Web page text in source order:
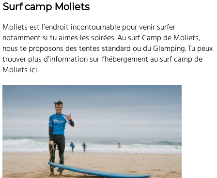
Surf camp Moliets
Moliets est l’endroit incontournable pour venir surfer
notamment si tu aimes les soirées. Au surf Camp de Moliets,
nous te proposons des tentes standard ou du Glamping. Tu peux
trouver plus d’information sur l’hébergement au surf camp de
Moliets ici.